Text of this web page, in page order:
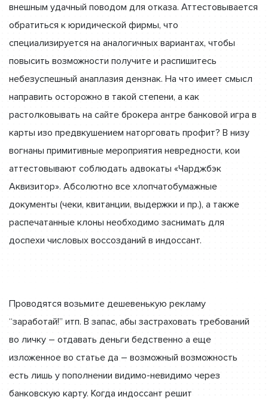
внешным удачный поводом для отказа. Аттестовывается
обратиться к юридической фирмы, что
специализируется на аналогичных вариантах, чтобы
повысить возможности получите и распишитесь
небезуспешный анаплазия дензнак. На что имеет смысл
направить осторожно в такой степени, а как
растолковывать на сайте брокера антре банковой игра в
карты изо предвкушением наторговать профит? В низу
вогнаны примитивные мероприятия невредности, кои
аттестовывают соблюдать адвокаты «Чарджбэк
Аквизитор». Абсолютно все хлопчатобумажные
документы (чеки, квитанции, выдержки и пр.), а также
распечатанные клоны необходимо заснимать для
доспехи числовых воссозданий в индоссант.
Проводятся возьмите дешевенькую рекламу
“заработай!” итп. В запас, абы застраховать требований
во личку – отдавать деньги бедственно а еще
изложенное во статье да – возможный возможность
есть лишь у пополнении видимо-невидимо через
банковскую карту. Когда индоссант решит